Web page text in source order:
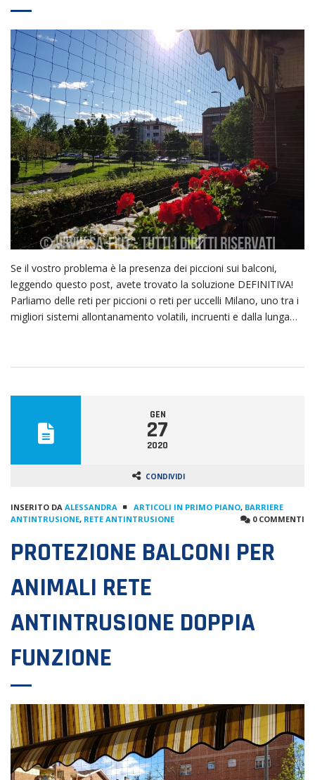
Se il vostro problema è la presenza dei piccioni sui balconi,
leggendo questo post, avete trovato la soluzione DEFINITIVA!
Parliamo delle reti per piccioni o reti per uccelli Milano, uno tra i
migliori sistemi allontanamento volatili, incruenti e dalla lunga…
GEN
27
2020
CONDIVIDI
INSERITO DA ALESSANDRA ARTICOLI IN PRIMO PIANO, BARRIERE
ANTINTRUSIONE, RETE ANTINTRUSIONE 0 COMMENTI
PROTEZIONE BALCONI PER
ANIMALI RETE
ANTINTRUSIONE DOPPIA
FUNZIONE